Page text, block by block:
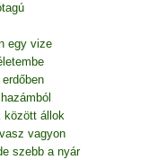
egy vize
között állok
vagyon
szebb a nyár